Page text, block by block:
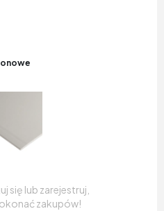
się lub zarejestruj,
zakupów!